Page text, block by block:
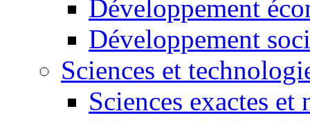
Développement
Développement
Sciences et
Sciences exactes et